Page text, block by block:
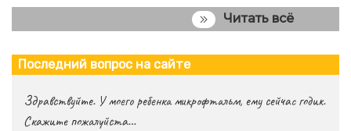
Читать всё
Последний вопрос на сайте
Здравствуйте. У моего ребенка микрофтальм, ему сейчас годик.
Скажите пожалуйста…